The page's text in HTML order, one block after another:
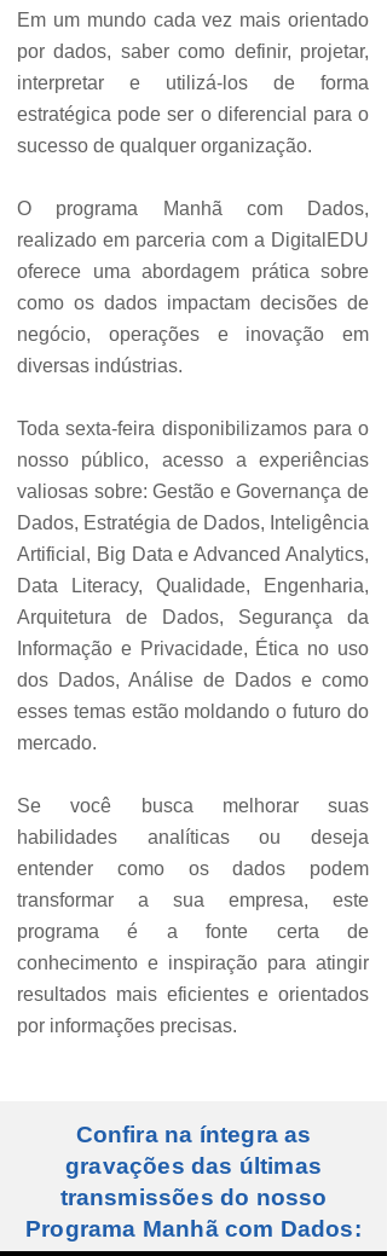
Em um mundo cada vez mais orientado
por dados, saber como definir, projetar,
interpretar e utilizá-los de forma
estratégica pode ser o diferencial para o
sucesso de qualquer organização.
O programa Manhã com Dados,
realizado em parceria com a DigitalEDU
oferece uma abordagem prática sobre
como os dados impactam decisões de
negócio, operações e inovação em
diversas indústrias.
Toda sexta-feira disponibilizamos para o
nosso público, acesso a experiências
valiosas sobre: Gestão e Governança de
Dados, Estratégia de Dados, Inteligência
Artificial, Big Data e Advanced Analytics,
Data Literacy, Qualidade, Engenharia,
Arquitetura de Dados, Segurança da
Informação e Privacidade, Ética no uso
dos Dados, Análise de Dados e como
esses temas estão moldando o futuro do
mercado.
Se você busca melhorar suas
habilidades analíticas ou deseja
entender como os dados podem
transformar a sua empresa, este
programa é a fonte certa de
conhecimento e inspiração para atingir
resultados mais eficientes e orientados
por informações precisas.
Confira na íntegra as
gravações das últimas
transmissões do nosso
Programa Manhã com Dados: